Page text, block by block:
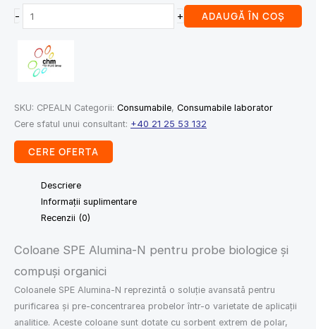
- + ADAUGĂ ÎN COȘ
SKU: CPEALN Categorii: Consumabile, Consumabile laborator
Cere sfatul unui consultant: +40 21 25 53 132
CERE OFERTA
Descriere
Informații suplimentare
Recenzii (0)
Coloane SPE Alumina-N pentru probe biologice și
compuși organici
Coloanele SPE Alumina-N reprezintă o soluție avansată pentru
purificarea și pre-concentrarea probelor într-o varietate de aplicații
analitice. Aceste coloane sunt dotate cu sorbent extrem de polar,